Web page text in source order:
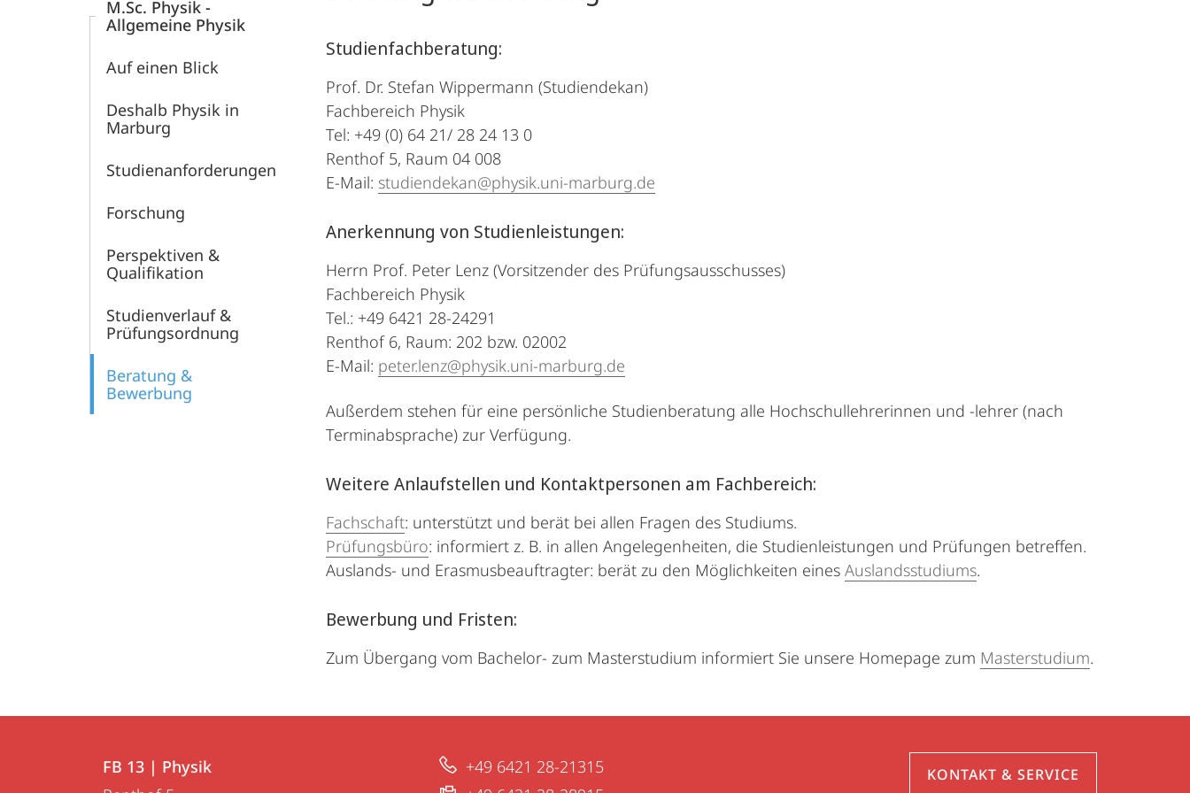
M.Sc. Physik -
Allgemeine Physik
Auf einen Blick
Deshalb Physik in
Marburg
Studienanforderungen
Forschung
Perspektiven &
Qualifikation
Studienverlauf &
Prüfungsordnung
Beratung &
Bewerbung
Studienfachberatung:
Prof. Dr. Stefan Wippermann (Studiendekan)
Fachbereich Physik
Tel: +49 (0) 64 21/ 28 24 13 0
Renthof 5, Raum 04 008
E-Mail: studiendekan@physik.uni-marburg.de
Anerkennung von Studienleistungen:
Herrn Prof. Peter Lenz (Vorsitzender des Prüfungsausschusses)
Fachbereich Physik
Tel.: +49 6421 28-24291
Renthof 6, Raum: 202 bzw. 02002
E-Mail: peter.lenz@physik.uni-marburg.de
Außerdem stehen für eine persönliche Studienberatung alle Hochschullehrerinnen und -lehrer (nach
Terminabsprache) zur Verfügung.
Weitere Anlaufstellen und Kontaktpersonen am Fachbereich:
Fachschaft: unterstützt und berät bei allen Fragen des Studiums.
Prüfungsbüro: informiert z. B. in allen Angelegenheiten, die Studienleistungen und Prüfungen betreffen.
Auslands- und Erasmusbeauftragter: berät zu den Möglichkeiten eines Auslandsstudiums.
Bewerbung und Fristen:
Zum Übergang vom Bachelor- zum Masterstudium informiert Sie unsere Homepage zum Masterstudium.
Kontaktinformationen
FB
FB 13 | Physik
+49 6421 28-21315
KONTAKT & SERVICE